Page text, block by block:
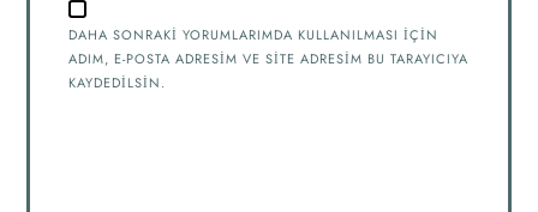
DAHA SONRAKI YORUMLARIMDA KULLANILMASI IÇIN
ADIM, E-POSTA ADRESIM VE SITE ADRESIM BU TARAYICIYA
KAYDEDILSIN.